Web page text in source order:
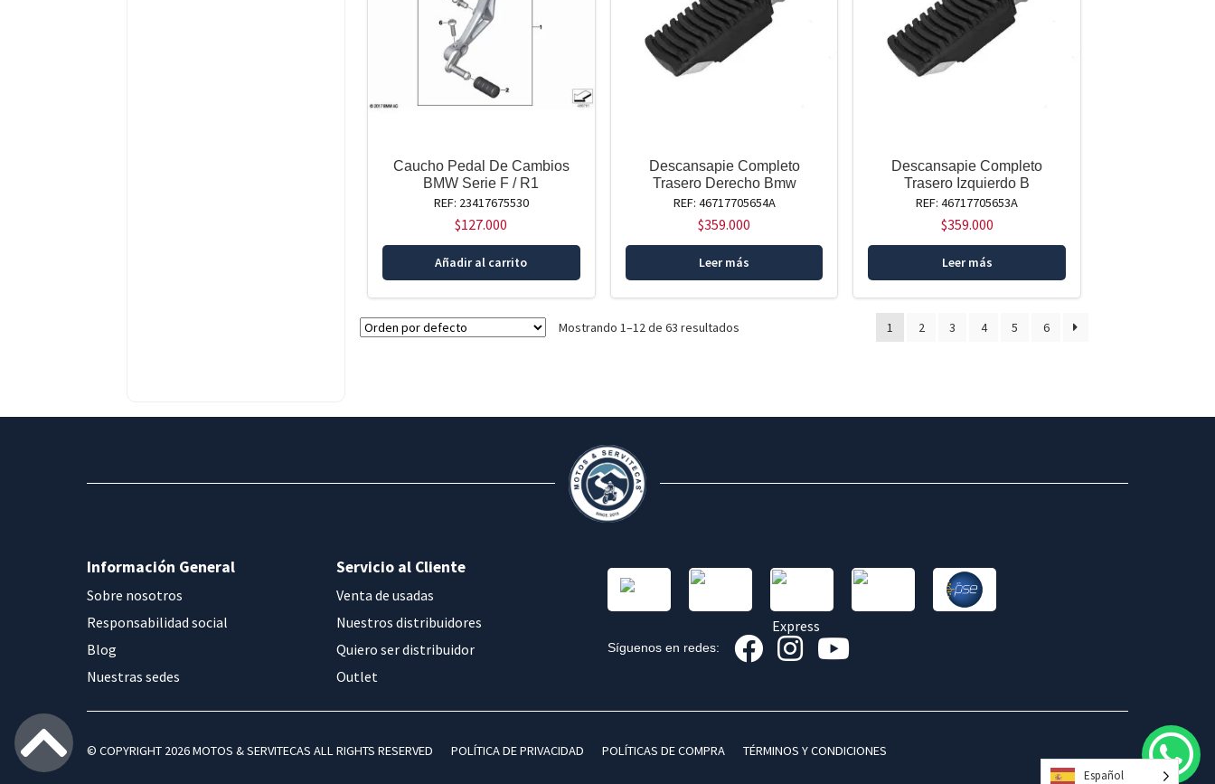
Caucho Pedal De Cambios
BMW Serie F / R1
REF: 23417675530
$127.000
Añadir al carrito
Descansapie Completo
Trasero Derecho Bmw
REF: 46717705654A
$359.000
Leer más
Descansapie Completo
Trasero Izquierdo B
REF: 46717705653A
$359.000
Leer más
Mostrando 1–12 de 63 resultados 1 2 3 4 5 6
Información General
Sobre nosotros
Responsabilidad social
Blog
Nuestras sedes
Servicio al Cliente
Venta de usadas
Nuestros distribuidores
Quiero ser distribuidor
Outlet
Síguenos en redes:
© COPYRIGHT 2026 MOTOS & SERVITECAS ALL RIGHTS RESERVED POLÍTICA DE PRIVACIDAD POLÍTICAS DE COMPRA TÉRMINOS Y CONDICIONES
Español